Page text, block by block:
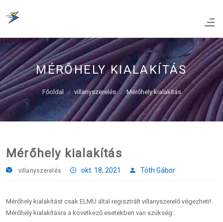
MÉRŐHELY KIALAKÍTÁS
Főoldal villanyszerelés Mérőhely kialakítás
Mérőhely kialakítás
villanyszerelés okt. 18, 2021 Tóth Gábor
Mérőhely kialakítást csak ELMÜ által regisztrált villanyszerelő végezheti!
Mérőhely kialakításra a következő esetekben van szükség: